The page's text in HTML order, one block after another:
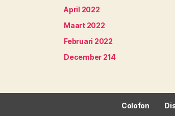
April 2022
Maart 2022
Februari 2022
December 214
Colofon